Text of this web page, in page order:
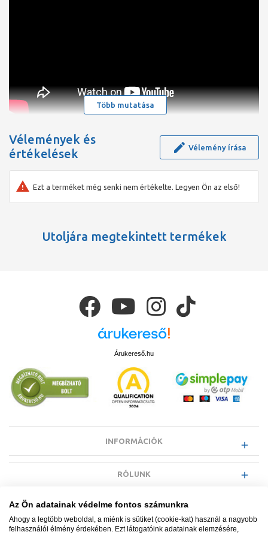
Több mutatása
Vélemények és
értékelések
Vélemény írása
Ezt a terméket még senki nem értékelte. Legyen Ön az első!
Utoljára megtekintett termékek
Árukereső.hu
INFORMÁCIÓK
RÓLUNK
EGYÉB INFORMÁCIÓK
Az Ön adatainak védelme fontos számunkra
Ahogy a legtöbb weboldal, a miénk is sütiket (cookie-kat) használ a nagyobb
felhasználói élmény érdekében. Ezt látogatóink adatainak elemzésére,